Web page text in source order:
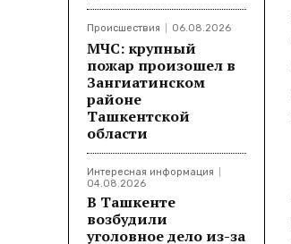
Происшествия 06.08.2026
МЧС: крупный
пожар произошел в
Зангиатинском
районе
Ташкентской
области
Интересная информация
04.08.2026
В Ташкенте
возбудили
уголовное дело из-за